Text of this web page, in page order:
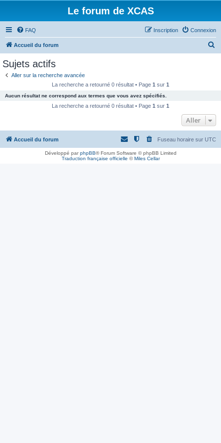
Le forum de XCAS
FAQ Connexion
Inscription
Accueil du forum
c
e
Sujets actifs
Aller sur la recherche avancée
La recherche a retourné 0 résultat • Page 1 sur 1
Aucun résultat ne correspond aux termes que vous avez spécifiés.
La recherche a retourné 0 résultat • Page 1 sur 1
Aller
Accueil du forum Fuseau horaire sur UTC
Développé parphpBB® Forum Software © phpBB Limited
Traduction française officielle ©Miles Cellar